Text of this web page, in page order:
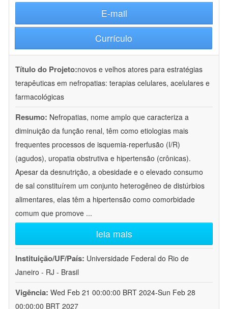
E-mail
Currículo
Título do Projeto:novos e velhos atores para estratégias
terapêuticas em nefropatias: terapias celulares, acelulares e
farmacológicas
Resumo: Nefropatias, nome amplo que caracteriza a
diminuição da função renal, têm como etiologias mais
frequentes processos de isquemia-reperfusão (I/R)
(agudos), uropatia obstrutiva e hipertensão (crônicas).
Apesar da desnutrição, a obesidade e o elevado consumo
de sal constituírem um conjunto heterogêneo de distúrbios
alimentares, elas têm a hipertensão como comorbidade
comum que promove ...
leia mais
Instituição/UF/País: Universidade Federal do Rio de
Janeiro - RJ - Brasil
Vigência: Wed Feb 21 00:00:00 BRT 2024-Sun Feb 28
00:00:00 BRT 2027